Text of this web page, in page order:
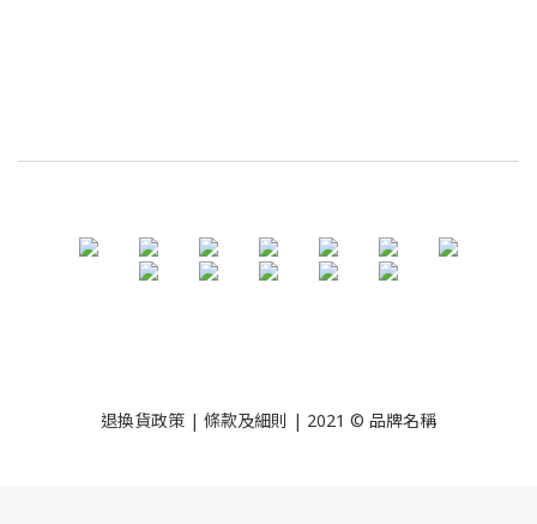
退換貨政策 | 條款及細則 | 2021 © 品牌名稱